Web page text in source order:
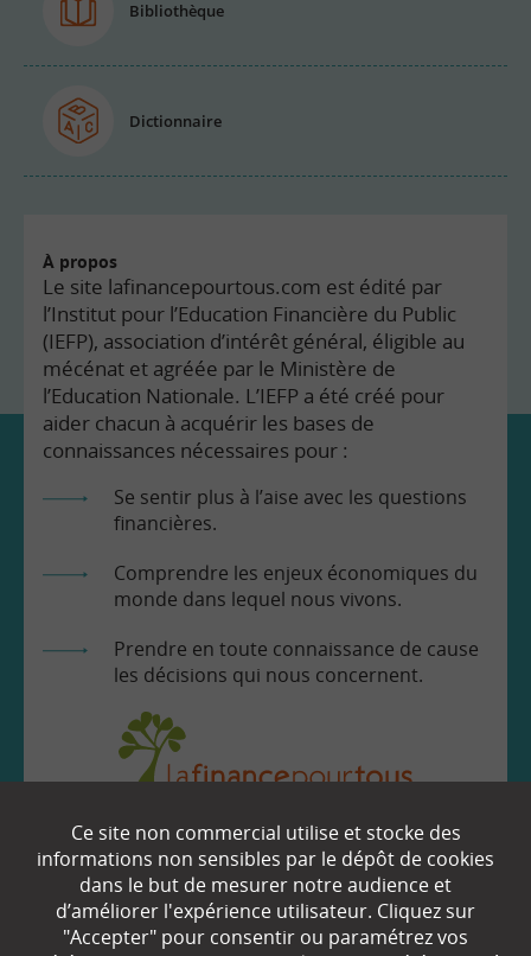
Bibliothèque
Dictionnaire
À propos
Le site lafinancepourtous.com est édité par
l’Institut pour l’Education Financière du Public
(IEFP), association d’intérêt général, éligible au
mécénat et agréée par le Ministère de
l’Education Nationale. L’IEFP a été créé pour
aider chacun à acquérir les bases de
connaissances nécessaires pour :
Se sentir plus à l’aise avec les questions
financières.
Comprendre les enjeux économiques du
monde dans lequel nous vivons.
Prendre en toute connaissance de cause
les décisions qui nous concernent.
EN SAVOIR
Qui sommes-nous ?
Ce site non commercial utilise et stocke des
informations non sensibles par le dépôt de cookies
dans le but de mesurer notre audience et
d’améliorer l'expérience utilisateur. Cliquez sur
"Accepter" pour consentir ou paramétrez vos